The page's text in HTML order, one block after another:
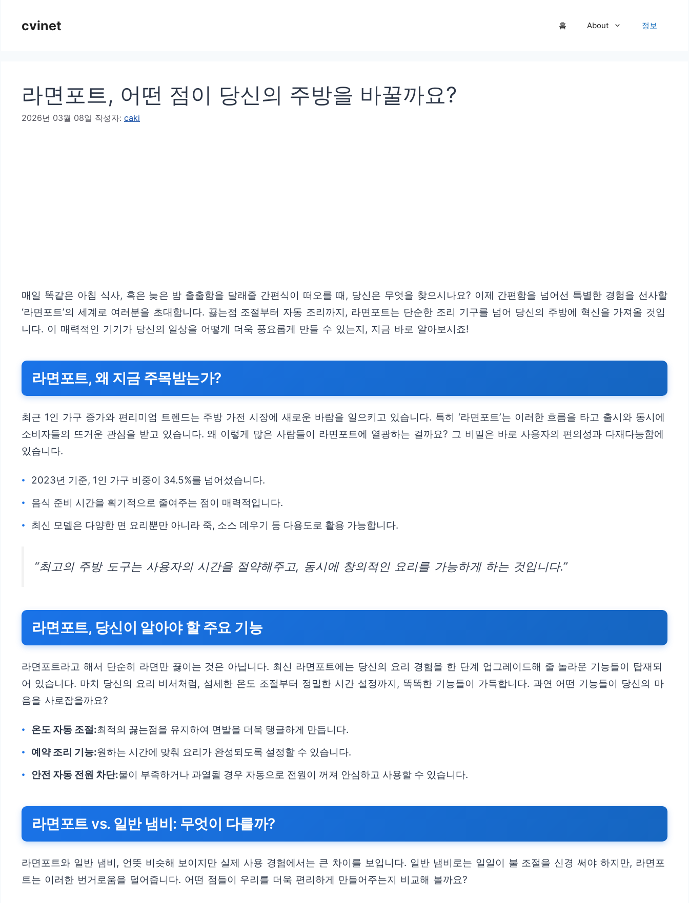
cvinet 홈 About 정보
라면포트, 어떤 점이 당신의 주방을 바꿀까요?
2026년 03월 08일 작성자: caki
매일 똑같은 아침 식사, 혹은 늦은 밤 출출함을 달래줄 간편식이 떠오를 때, 당신은 무엇을 찾으시나요? 이제 간편함을 넘어선 특별한 경험을 선사할
‘라면포트’의 세계로 여러분을 초대합니다. 끓는점 조절부터 자동 조리까지, 라면포트는 단순한 조리 기구를 넘어 당신의 주방에 혁신을 가져올 것입
니다. 이 매력적인 기기가 당신의 일상을 어떻게 더욱 풍요롭게 만들 수 있는지, 지금 바로 알아보시죠!
라면포트, 왜 지금 주목받는가?
최근 1인 가구 증가와 편리미엄 트렌드는 주방 가전 시장에 새로운 바람을 일으키고 있습니다. 특히 ‘라면포트’는 이러한 흐름을 타고 출시와 동시에
소비자들의 뜨거운 관심을 받고 있습니다. 왜 이렇게 많은 사람들이 라면포트에 열광하는 걸까요? 그 비밀은 바로 사용자의 편의성과 다재다능함에
있습니다.
2023년 기준, 1인 가구 비중이 34.5%를 넘어섰습니다.
음식 준비 시간을 획기적으로 줄여주는 점이 매력적입니다.
최신 모델은 다양한 면 요리뿐만 아니라 죽, 소스 데우기 등 다용도로 활용 가능합니다.
“최고의 주방 도구는 사용자의 시간을 절약해주고, 동시에 창의적인 요리를 가능하게 하는 것입니다.”
라면포트, 당신이 알아야 할 주요 기능
라면포트라고 해서 단순히 라면만 끓이는 것은 아닙니다. 최신 라면포트에는 당신의 요리 경험을 한 단계 업그레이드해 줄 놀라운 기능들이 탑재되
어 있습니다. 마치 당신의 요리 비서처럼, 섬세한 온도 조절부터 정밀한 시간 설정까지, 똑똑한 기능들이 가득합니다. 과연 어떤 기능들이 당신의 마
음을 사로잡을까요?
온도 자동 조절:최적의 끓는점을 유지하여 면발을 더욱 탱글하게 만듭니다.
예약 조리 기능:원하는 시간에 맞춰 요리가 완성되도록 설정할 수 있습니다.
안전 자동 전원 차단:물이 부족하거나 과열될 경우 자동으로 전원이 꺼져 안심하고 사용할 수 있습니다.
라면포트 vs. 일반 냄비: 무엇이 다를까?
라면포트와 일반 냄비, 언뜻 비슷해 보이지만 실제 사용 경험에서는 큰 차이를 보입니다. 일반 냄비로는 일일이 불 조절을 신경 써야 하지만, 라면포
트는 이러한 번거로움을 덜어줍니다. 어떤 점들이 우리를 더욱 편리하게 만들어주는지 비교해 볼까요?